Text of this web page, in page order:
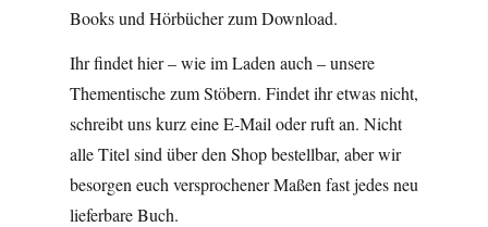
Books und Hörbücher zum Download.
Ihr findet hier – wie im Laden auch – unsere
Thementische zum Stöbern. Findet ihr etwas nicht,
schreibt uns kurz eine E-Mail oder ruft an. Nicht
alle Titel sind über den Shop bestellbar, aber wir
besorgen euch versprochener Maßen fast jedes neu
lieferbare Buch.